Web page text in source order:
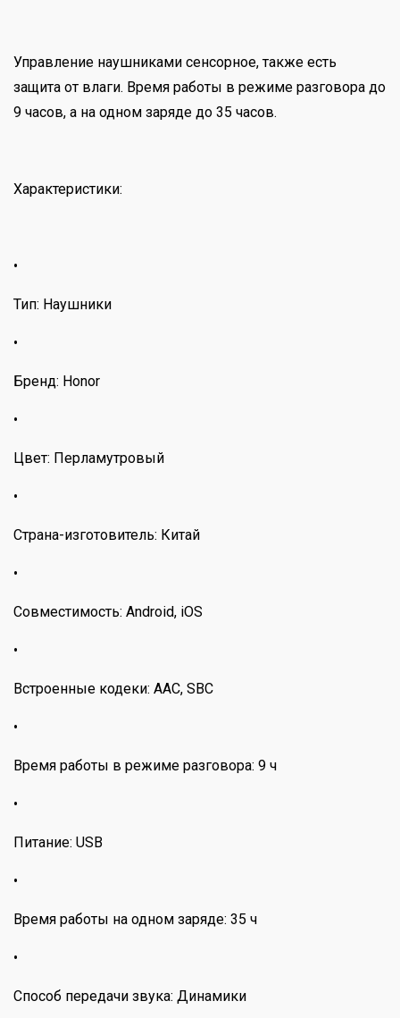
Управление наушниками сенсорное, также есть
защита от влаги. Время работы в режиме разговора до
9 часов, а на одном заряде до 35 часов.
Характеристики:
•
Тип: Наушники
•
Бренд: Honor
•
Цвет: Перламутровый
•
Страна-изготовитель: Китай
•
Совместимость: Android, iOS
•
Встроенные кодеки: AAC, SBC
•
Время работы в режиме разговора: 9 ч
•
Питание: USB
•
Время работы на одном заряде: 35 ч
•
Способ передачи звука: Динамики